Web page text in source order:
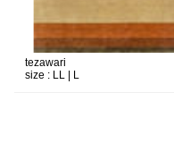
tezawari
size : LL | L